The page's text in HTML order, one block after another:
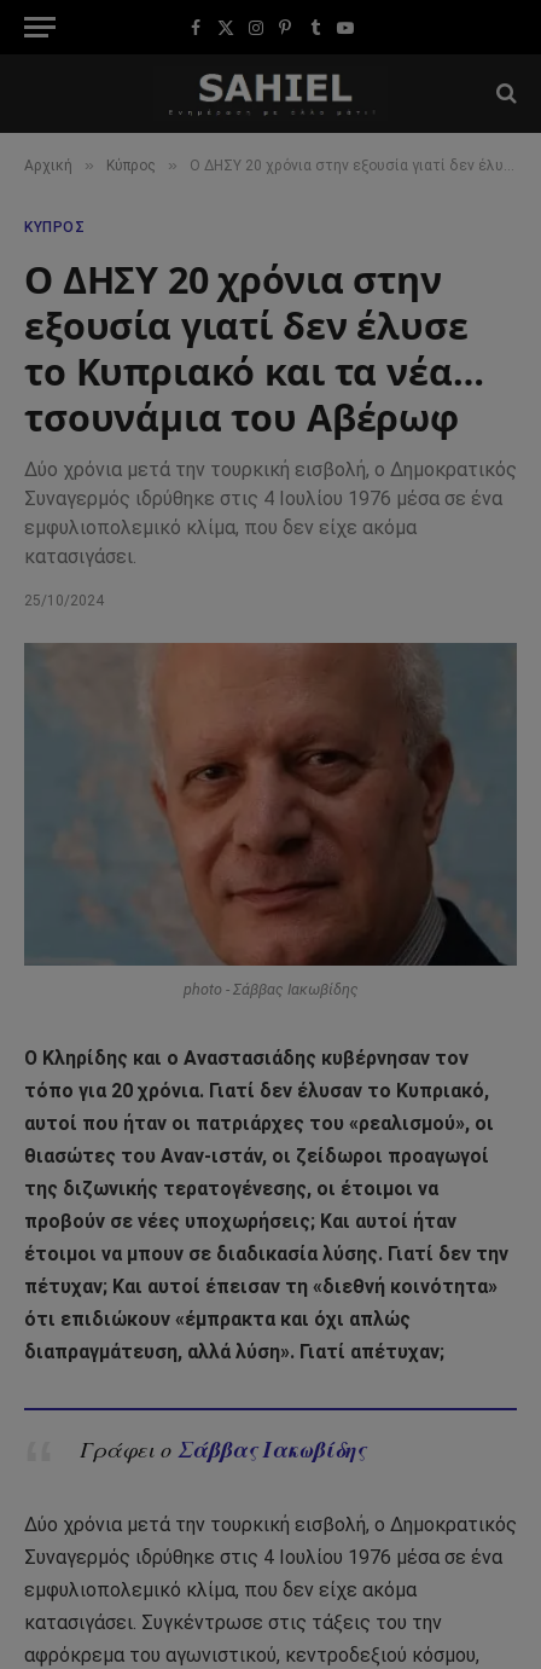
Facebook
X
Instagram
Pinterest
TumblrYouTube
Αρχική » Κύπρος » Ο ΔΗΣΥ 20 χρόνια στην εξουσία γιατί δεν έλυσε το Κυπριακό και τα νέα… τσουνάμια του Αβέρωφ
ΚΎΠΡΟΣ
Ο ΔΗΣΥ 20 χρόνια στην
εξουσία γιατί δεν έλυσε
το Κυπριακό και τα νέα…
τσουνάμια του Αβέρωφ
Δύο χρόνια μετά την τουρκική εισβολή, ο Δημοκρατικός
Συναγερμός ιδρύθηκε στις 4 Ιουλίου 1976 μέσα σε ένα
εμφυλιοπολεμικό κλίμα, που δεν είχε ακόμα
κατασιγάσει.
25/10/2024
photo - Σάββας Ιακωβίδης
Ο Κληρίδης και ο Αναστασιάδης κυβέρνησαν τον
τόπο για 20 χρόνια. Γιατί δεν έλυσαν το Κυπριακό,
αυτοί που ήταν οι πατριάρχες του «ρεαλισμού», οι
θιασώτες του Αναν-ιστάν, οι ζείδωροι προαγωγοί
της διζωνικής τερατογένεσης, οι έτοιμοι να
προβούν σε νέες υποχωρήσεις; Και αυτοί ήταν
έτοιμοι να μπουν σε διαδικασία λύσης. Γιατί δεν την
πέτυχαν; Και αυτοί έπεισαν τη «διεθνή κοινότητα»
ότι επιδιώκουν «έμπρακτα και όχι απλώς
διαπραγμάτευση, αλλά λύση». Γιατί απέτυχαν;
Γράφει ο Σάββας Ιακωβίδης
Δύο χρόνια μετά την τουρκική εισβολή, ο Δημοκρατικός
Συναγερμός ιδρύθηκε στις 4 Ιουλίου 1976 μέσα σε ένα
εμφυλιοπολεμικό κλίμα, που δεν είχε ακόμα
κατασιγάσει. Συγκέντρωσε στις τάξεις του την
αφρόκρεμα του αγωνιστικού, κεντροδεξιού κόσμου,